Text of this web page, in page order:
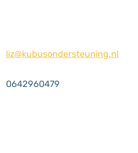
liz@kubusondersteuning.nl
0642960479